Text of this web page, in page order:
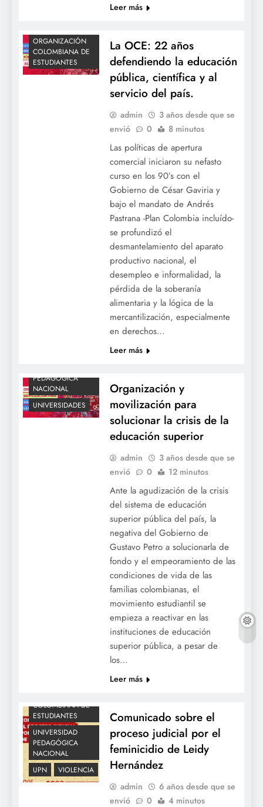
Leer más
ORGANIZACIÓN
COLOMBIANA DE
ESTUDIANTES
La OCE: 22 años
defendiendo la educación
pública, científica y al
servicio del país.
admin
3 años desde que se
envió
0 8 minutos
Las políticas de apertura
comercial iniciaron su nefasto
curso en los 90’s con el
Gobierno de César Gaviria y
bajo el mandato de Andrés
Pastrana -Plan Colombia incluído-
se profundizó el
desmantelamiento del aparato
productivo nacional, el
desempleo e informalidad, la
pérdida de la soberanía
alimentaria y la lógica de la
mercantilización, especialmente
en derechos…
Leer más
PEDAGÓGICA
NACIONAL
UNIVERSIDADES
Organización y
movilización para
solucionar la crisis de la
educación superior
admin
3 años desde que se
envió
0 12 minutos
Ante la agudización de la crisis
del sistema de educación
superior pública del país, la
negativa del Gobierno de
Gustavo Petro a solucionarla de
fondo y el empeoramiento de las
condiciones de vida de las
familias colombianas, el
movimiento estudiantil se
empieza a reactivar en las
instituciones de educación
superior pública, a pesar de
los…
Leer más
COLOMBIANA DE
ESTUDIANTES
UNIVERSIDAD
PEDAGÓGICA
NACIONAL
UPN
VIOLENCIA
Comunicado sobre el
proceso judicial por el
feminicidio de Leidy
Hernández
admin
6 años desde que se
envió
0 4 minutos